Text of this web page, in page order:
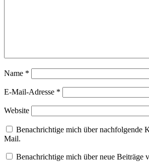
Name *
E-Mail-Adresse *
Website
Benachrichtige mich über nachfolgende
Mail.
Benachrichtige mich über neue Beiträge